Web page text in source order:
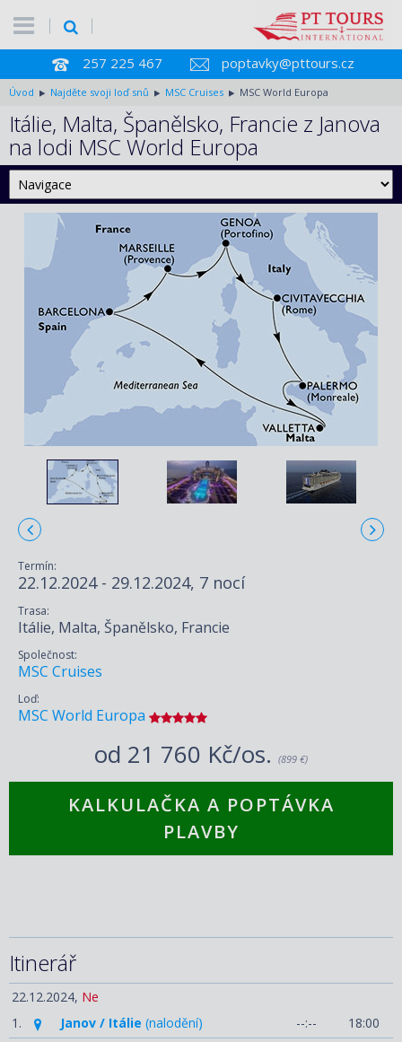
257 225 467 poptavky@pttours.cz
Úvod Najděte svoji loď snů MSC Cruises MSC World Europa
Itálie, Malta, Španělsko, Francie z Janova
na lodi MSC World Europa
Termín:
22.12.2024 - 29.12.2024, 7 nocí
Trasa:
Itálie, Malta, Španělsko, Francie
Společnost:
MSC Cruises
Loď:
MSC World Europa
od 21 760 Kč/os. (899 €)
KALKULAČKA A POPTÁVKA
PLAVBY
Itinerář
22.12.2024, Ne
1.
Janov / Itálie (nalodění) --:--
18:00